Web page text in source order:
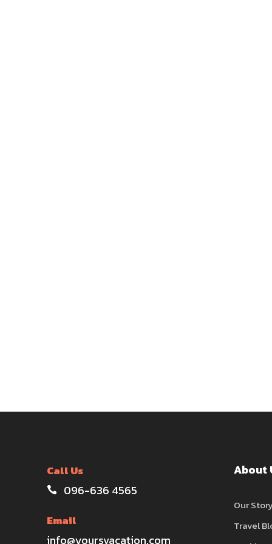
Call Us
096-636 4565
Email
info@yoursvacation.com
About
Our
Travel